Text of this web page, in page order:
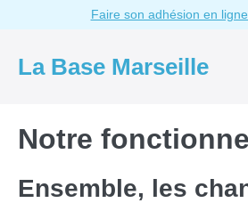
contenu
Faire son adhésion en
La Base Marseille
Notre
Ensemble, les